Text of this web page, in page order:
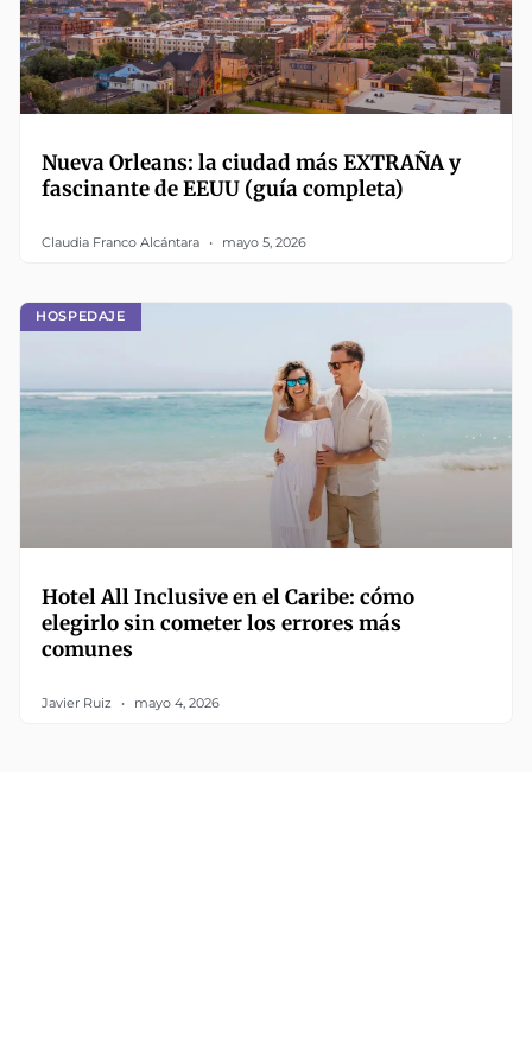
Nueva Orleans: la ciudad más EXTRAÑA y
fascinante de EEUU (guía completa)
Claudia Franco Alcántara mayo 5, 2026
HOSPEDAJE
Hotel All Inclusive en el Caribe: cómo
elegirlo sin cometer los errores más
comunes
Javier Ruiz mayo 4, 2026